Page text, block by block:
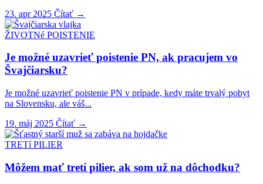
23. apr 2025 Čítať →
ŽIVOTNé POISTENIE
Je možné uzavrieť poistenie PN, ak pracujem vo
Švajčiarsku?
Je možné uzavrieť poistenie PN v prípade, kedy máte trvalý pobyt
na Slovensku, ale váš...
19. máj 2025 Čítať →
TRETí PILIER
Môžem mať tretí pilier, ak som už na dôchodku?